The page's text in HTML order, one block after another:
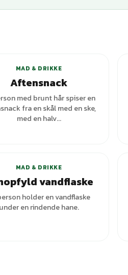
MAD & DRIKKE
Aftensnack
med brunt hår spiser en
fra en skål med en ske,
med en halv...
MAD & DRIKKE
vandflaske
holder en vandflaske
under en rindende hane.